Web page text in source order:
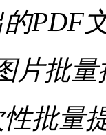
PDF
片批量
性批量